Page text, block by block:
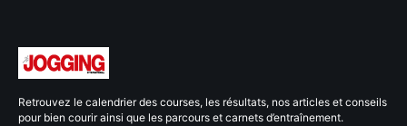
Retrouvez le calendrier des courses, les résultats, nos articles et conseils
pour bien courir ainsi que les parcours et carnets d’entraînement.